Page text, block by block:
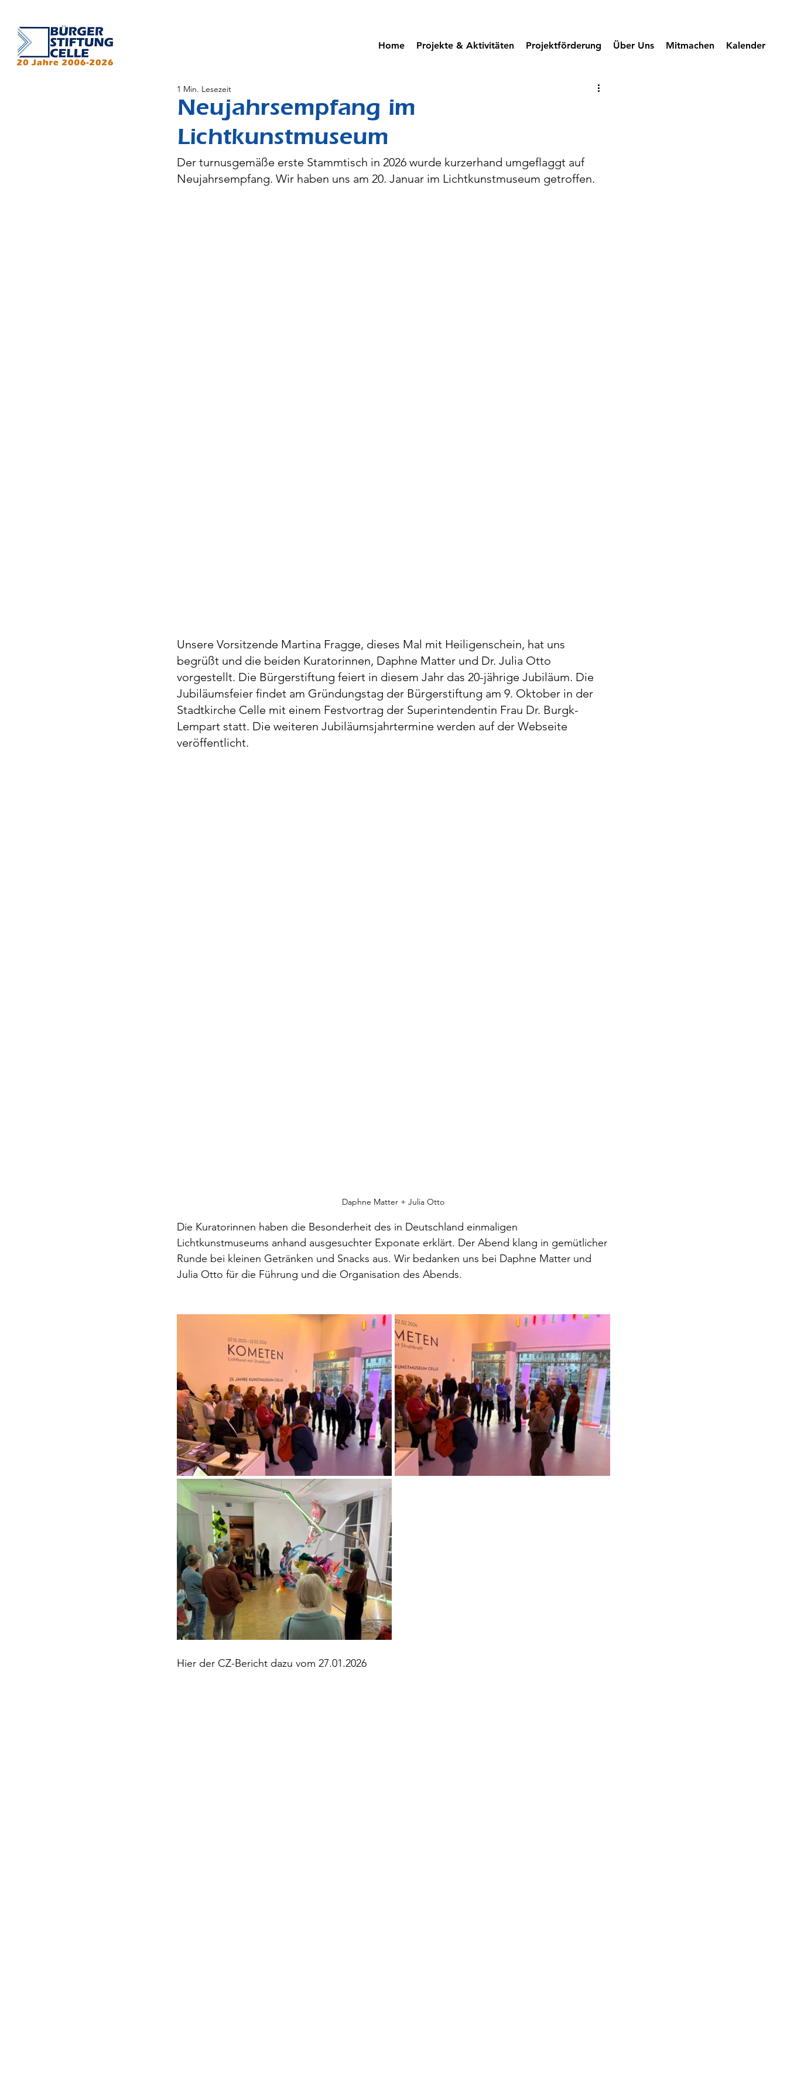
Home Projekte & Aktivitäten Projektförderung Über Uns Mitmachen Kalender
Neujahrsempfang im
Lichtkunstmuseum
1 Min. Lesezeit
Der turnusgemäße erste Stammtisch in 2026 wurde kurzerhand umgeflaggt auf
Neujahrsempfang. Wir haben uns am 20. Januar im Lichtkunstmuseum getroffen.
Unsere Vorsitzende Martina Fragge, dieses Mal mit Heiligenschein, hat uns
begrüßt und die beiden Kuratorinnen, Daphne Matter und Dr. Julia Otto
vorgestellt. Die Bürgerstiftung feiert in diesem Jahr das 20-jährige Jubiläum. Die
Jubiläumsfeier findet am Gründungstag der Bürgerstiftung am 9. Oktober in der
Stadtkirche Celle mit einem Festvortrag der Superintendentin Frau Dr. Burgk-
Lempart statt. Die weiteren Jubiläumsjahrtermine werden auf der Webseite
veröffentlicht.
Daphne Matter + Julia Otto
Die Kuratorinnen haben die Besonderheit des in Deutschland einmaligen
Lichtkunstmuseums anhand ausgesuchter Exponate erklärt. Der Abend klang in gemütlicher
Runde bei kleinen Getränken und Snacks aus. Wir bedanken uns bei Daphne Matter und
Julia Otto für die Führung und die Organisation des Abends.
Hier der CZ-Bericht dazu vom 27.01.2026